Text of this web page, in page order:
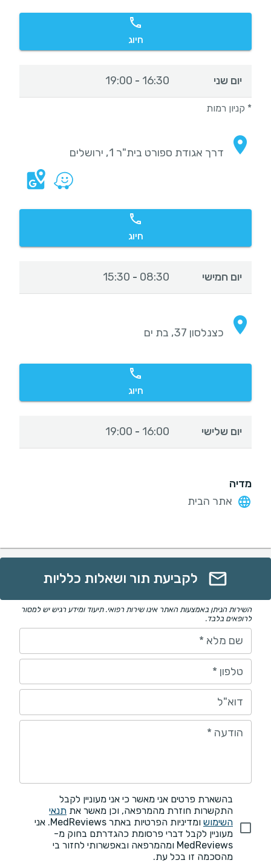
חיוג
יום שני 16:30
-
19:00
* קניון רמות
דרך אגודת ספורט בית"ר 1, ירושלים
חיוג
יום חמישי 08:30
-
15:30
כצנלסון 37, בת ים
חיוג
יום שלישי 16:00
-
19:00
מדיה
אתר הבית
לקביעת תור ושאלות כלליות
השירות הניתן באמצעות האתר אינו שירות רפואי. תיעוד ומידע רגיש יש למסור
לרופאים בלבד.
שם מלא *
טלפון *
דוא"ל
הודעה *
בהשארת פרטים אני מאשר כי אני מעוניין לקבל
התקשרות חוזרת מהמרפאה, וכן מאשר את תנאי
השימוש
ומדיניות הפרטיות באתר MedReviews. אני
מעוניין לקבל דברי פרסומת כהגדרתם בחוק מ-
MedReviews ומהמרפאה ובאפשרותי לחזור בי
מהסכמה זו בכל עת.